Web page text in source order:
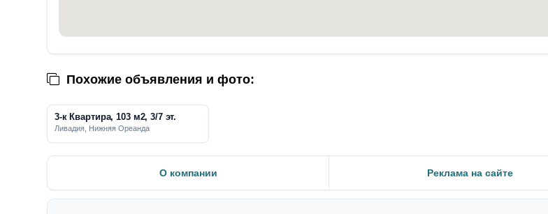
Похожие объявления и фото:
3-к Квартира, 103 м2, 3/7 эт.
Ливадия, Нижняя Ореанда
О компании Реклама на сайте